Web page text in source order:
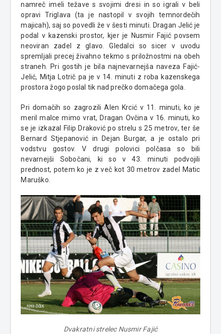
namreč imeli težave s svojimi dresi in so igrali v beli
opravi Triglava (ta je nastopil v svojih temnordečih
majicah), saj so povedli že v šesti minuti. Dragan Jelić je
podal v kazenski prostor, kjer je Nusmir Fajić povsem
neoviran zadel z glavo. Gledalci so sicer v uvodu
spremljali precej živahno tekmo s priložnostmi na obeh
straneh. Pri gostih je bila najnevarnejša naveza Fajić-
Jelić, Mitja Lotrič pa je v 14. minuti z roba kazenskega
prostora žogo poslal tik nad prečko domačega gola.
Pri domačih so zagrozili Alen Krcić v 11. minuti, ko je
meril malce mimo vrat, Dragan Ovčina v 16. minuti, ko
se je izkazal Filip Draković po strelu s 25 metrov, ter še
Bernard Stjepanović in Dejan Burgar, a je ostalo pri
vodstvu gostov. V drugi polovici polčasa so bili
nevarnejši Sobočani, ki so v 43. minuti podvojili
prednost, potem ko je z več kot 30 metrov zadel Matic
Maruško.
Dvakratni strelec Nusmir Fajić